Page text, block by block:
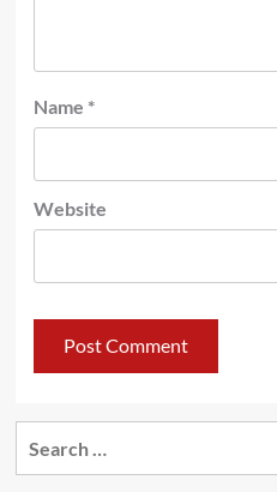
Name *
Website